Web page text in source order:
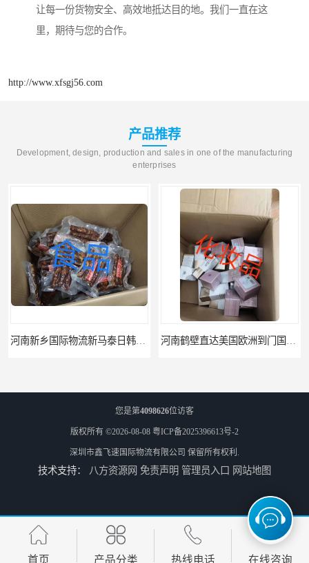
让每一份货物安全、高效地抵达目的地。我们一直在这
里，期待与您的合作。
http://www.xfsgj56.com
产品推荐
Development, design, production and sales in one of the manufacturing
enterprises
河南鹤壁美森快船美国FBA专线海运国际物流双清包税 河南安阳欧美日加FBA空海运入仓DHL快递代理当日提取
您是第4098626位访客
版权所有 ©2026-08-08 粤ICP备2025396613号-2
深圳市鑫飞速国际物流有限公司 保留所有权利.
技术支持： 八方资源网 免责声明 管理员入口 网站地图
首页 产品分类 热线电话 在线咨询